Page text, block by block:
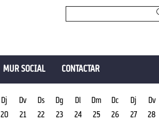
MUR SOCIAL CONTACTAR
Dj
20
Dv
21
Ds
22
Dg
23
Dl
24
Dm
25
Dc
26
Dj
27
Dv
28